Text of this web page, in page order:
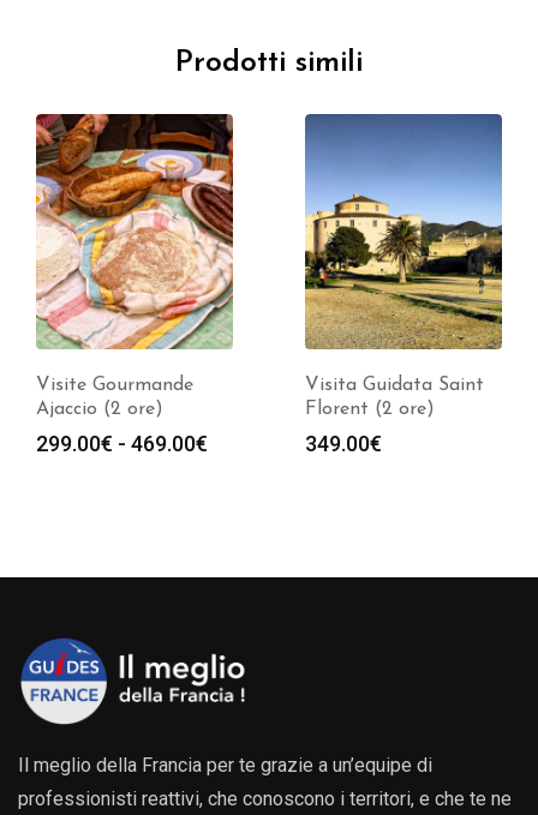
Prodotti simili
Visite Gourmande
Ajaccio (2 ore)
299.00€ - 469.00€
a
Visita Guidata Saint
Florent (2 ore)
349.00€
Il meglio della Francia per te grazie a un’equipe di
professionisti reattivi, che conoscono i territori, e che te ne